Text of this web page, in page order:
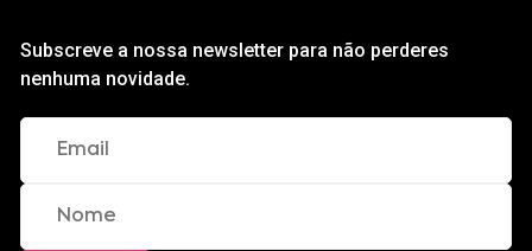
Subscreve a nossa newsletter para não perderes
nenhuma novidade.